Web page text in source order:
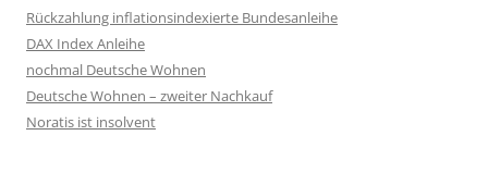
Rückzahlung inflationsindexierte Bundesanleihe
DAX Index Anleihe
nochmal Deutsche Wohnen
Deutsche Wohnen – zweiter Nachkauf
Noratis ist insolvent